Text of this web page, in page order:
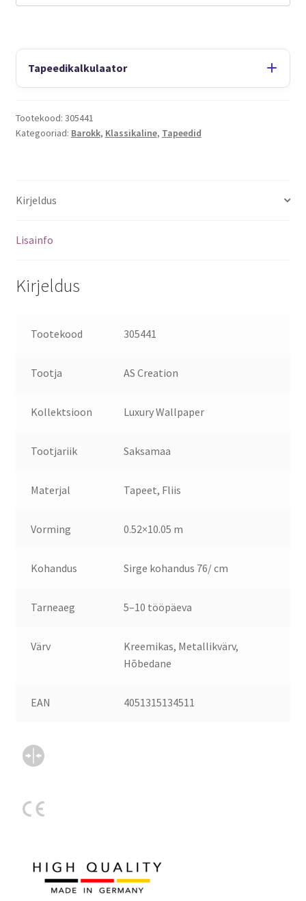
Tapeedikalkulaator
Tootekood: 305441
Kategooriad: Barokk, Klassikaline, Tapeedid
Kirjeldus
Lisainfo
Kirjeldus
Tootekood 305441
Tootja AS Creation
Kollektsioon Luxury Wallpaper
Tootjariik Saksamaa
Materjal Tapeet, Fliis
Vorming 0.52×10.05 m
Kohandus Sirge kohandus 76/ cm
Tarneaeg 5–10 tööpäeva
Värv
Kreemikas, Metallikvärv,
Hõbedane
EAN 4051315134511